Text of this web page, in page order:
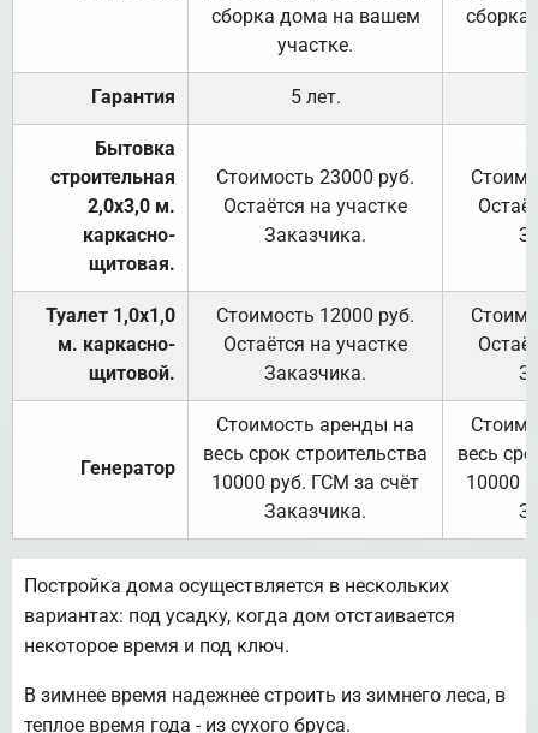
сборка дома на вашем
участке.
Гарантия 5 лет.
Бытовка
строительная
2,0х3,0 м.
каркасно-
щитовая.
Стоимость 23000 руб.
Остаётся на участке
Заказчика.
Туалет 1,0х1,0
м. каркасно-
щитовой.
Стоимость 12000 руб.
Остаётся на участке
Заказчика.
Генератор
Стоимость аренды на
весь срок строительства
10000 руб. ГСМ за счёт
Заказчика.
весь
10000
Постройка дома осуществляется в нескольких
вариантах: под усадку, когда дом отстаивается
некоторое время и под ключ.
В зимнее время надежнее строить из зимнего леса, в
теплое время года - из сухого бруса.